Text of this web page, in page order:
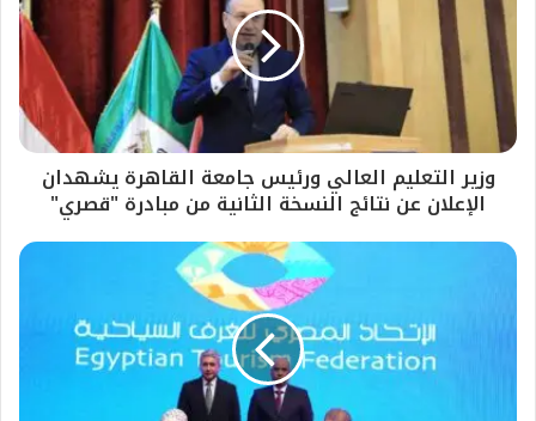
وزير التعليم العالي ورئيس جامعة القاهرة يشهدان
الإعلان عن نتائج النسخة الثانية من مبادرة "قصري"